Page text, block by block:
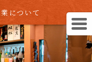
について